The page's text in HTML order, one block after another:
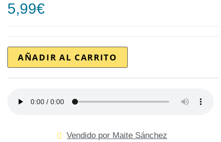
5,99€
AÑADIR AL CARRITO
Vendido por Maite Sánchez